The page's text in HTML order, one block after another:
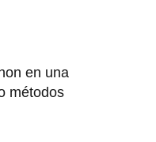
en una
métodos